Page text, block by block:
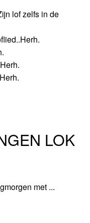
lof zelfs in de
LOK
met ...